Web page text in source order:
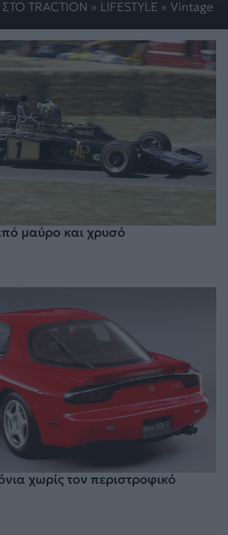
TRACTION » LIFESTYLE » Vintage
μαύρο και χρυσό
χωρίς τον περιστροφικό